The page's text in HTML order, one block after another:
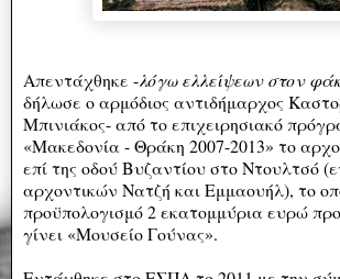
Απεντάχθηκε -λόγω ελλείψεων στον
δήλωσε ο αρμόδιος αντιδήμαρχος
Μπινιάκος- από το επιχειρησιακό
«Μακεδονία - Θράκη 2007-2013» το
επί της οδού Βυζαντίου στο Ντουλτσό
αρχοντικών Νατζή και Εμμαουήλ), το
προϋπολογισμό 2 εκατομμύρια ευρώ
γίνει «Μουσείο Γούνας».